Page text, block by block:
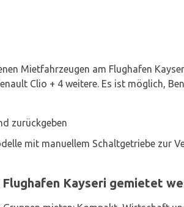
Mietfahrzeugen am Flughafen
Clio + 4 weitere. Es ist möglich,
zurückgeben
mit manuellem Schaltgetriebe zur
Kayseri gemietet